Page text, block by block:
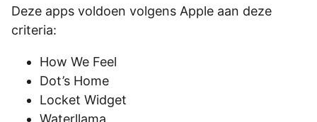
Deze apps voldoen volgens Apple aan deze
criteria:
How We Feel
Dot’s Home
Locket Widget
Waterllama